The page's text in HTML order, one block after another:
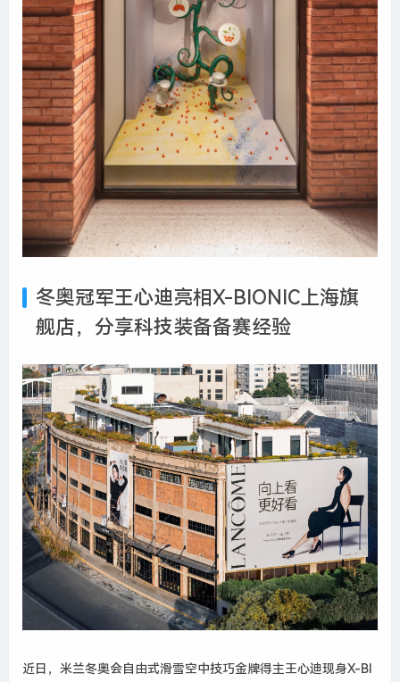
冬奥冠军王心迪亮相X-BIONIC上海旗
舰店， 分享科技装备备赛经验
近日，米兰冬奥会自由式滑雪空中技巧金牌得主王心迪现身X-BI